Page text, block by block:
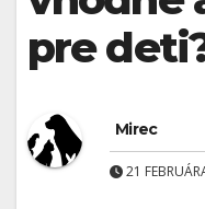
pre
Mirec
21